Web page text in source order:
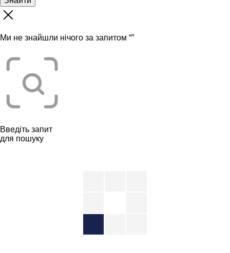
Ми не знайшли нічого за запитом “”
Введіть запит
для пошуку